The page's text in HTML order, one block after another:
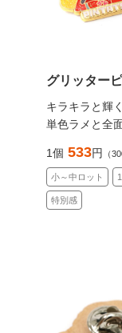
グリッター
キラキラと輝
単色ラメと全
1個 533円 （
小～中ロット
特別感